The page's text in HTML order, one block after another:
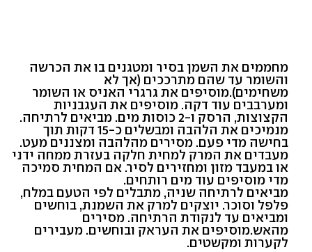
מחממים את השמן בסיר ומטגנים בו את הכרשה
והשומר עד שהם מתרככים (אך לא
משחימים).מוסיפים את גרגרי האניס או השומר
ומערבבים עוד דקה. מוסיפים את העגבניות
הקצוצות, הרסק ו-2 כוסות מים. מביאים לרתיחה.
מנמיכים את הלהבה ומבשלים כ-15 דקות תוך
בחישה מדי פעם. מסירים מהלהבה ומצננים מעט.
מעבדים את המרק למחית חלקה בעזרת ממחה ידני
או במעבד מזון ומחזירים לסיר. אם המחית סמיכה
מדי מוסיפים עוד מים רותחים.
מביאים לרתיחה שניה, מתבלים לפי הטעם במלח,
פלפל וסוכר. יוצקים למרק את השמנת, בוחשים
ומביאים עד לנקודת הרתיחה. מסירים
מהאש.מוסיפים את העראק ובוחשים. מעבירים
לקערות ומקשטים.